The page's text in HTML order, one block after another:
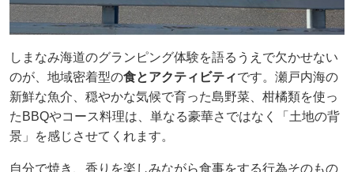
しまなみ海道のグランピング体験を語るうえで欠かせない
のが、地域密着型の食とアクティビティです。瀬戸内海の
新鮮な魚介、穏やかな気候で育った島野菜、柑橘類を使っ
たBBQやコース料理は、単なる豪華さではなく「土地の背
景」を感じさせてくれます。
自分で焼き、香りを楽しみながら食事をする行為そのもの